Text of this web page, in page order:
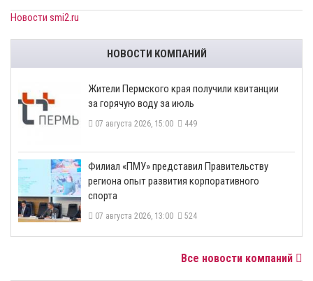
Новости smi2.ru
НОВОСТИ КОМПАНИЙ
​Жители Пермского края получили квитанции
за горячую воду за июль
07 августа 2026, 15:00 449
​Филиал «ПМУ» представил Правительству
региона опыт развития корпоративного
спорта
07 августа 2026, 13:00 524
Все новости компаний